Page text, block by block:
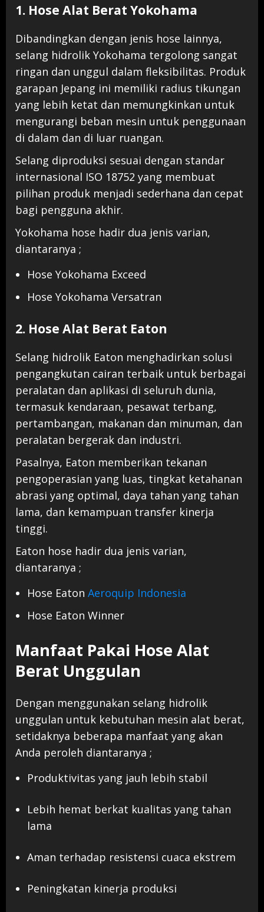
1. Hose Alat Berat Yokohama
Dibandingkan dengan jenis hose lainnya,
selang hidrolik Yokohama tergolong sangat
ringan dan unggul dalam fleksibilitas. Produk
garapan Jepang ini memiliki radius tikungan
yang lebih ketat dan memungkinkan untuk
mengurangi beban mesin untuk penggunaan
di dalam dan di luar ruangan.
Selang diproduksi sesuai dengan standar
internasional ISO 18752 yang membuat
pilihan produk menjadi sederhana dan cepat
bagi pengguna akhir.
Yokohama hose hadir dua jenis varian,
diantaranya ;
Hose Yokohama Exceed
Hose Yokohama Versatran
2. Hose Alat Berat Eaton
Selang hidrolik Eaton menghadirkan solusi
pengangkutan cairan terbaik untuk berbagai
peralatan dan aplikasi di seluruh dunia,
termasuk kendaraan, pesawat terbang,
pertambangan, makanan dan minuman, dan
peralatan bergerak dan industri.
Pasalnya, Eaton memberikan tekanan
pengoperasian yang luas, tingkat ketahanan
abrasi yang optimal, daya tahan yang tahan
lama, dan kemampuan transfer kinerja
tinggi.
Eaton hose hadir dua jenis varian,
diantaranya ;
Hose Eaton Aeroquip Indonesia
Hose Eaton Winner
Manfaat Pakai Hose Alat
Berat Unggulan
Dengan menggunakan selang hidrolik
unggulan untuk kebutuhan mesin alat berat,
setidaknya beberapa manfaat yang akan
Anda peroleh diantaranya ;
Produktivitas yang jauh lebih stabil
Lebih hemat berkat kualitas yang tahan
lama
Aman terhadap resistensi cuaca ekstrem
Peningkatan kinerja produksi